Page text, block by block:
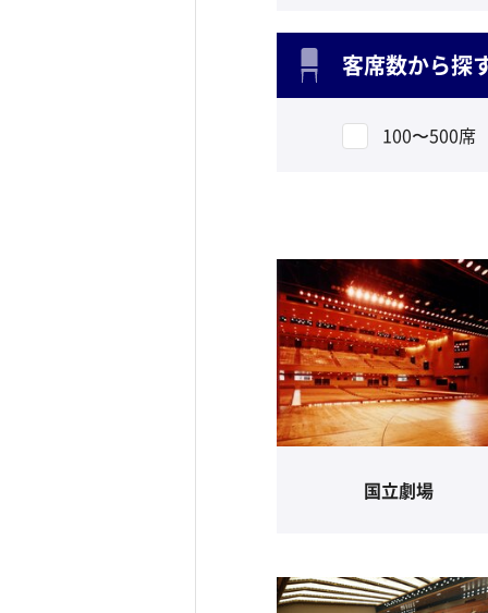
客席数から探
100〜500席
国立劇場